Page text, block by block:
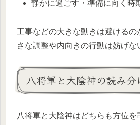
静かに過ごす・準備に向く時
工事などの大きな動きは避けるの
さな調整や内向きの行動は妨げな
八将軍と大陰神の読み分
八将軍と大陰神はどちらも方位を